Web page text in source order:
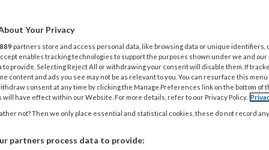
uitdagingen in de
dit anders kan? Uit onderzoek
die hun talenten optimaal
hebben op een burn-out, maar
werken. Dus, wat is jouw
Your Privacy
889 partners store and access personal data, like browsing data or unique identifiers,
enables tracking technologies to support the purposes shown under we and
to provide. Selecting Reject All or withdrawing your consent will disable them. If
content and ads you see may not be as relevant to you. You can resurface this
consent at any time by clicking the Manage Preferences link on the bottom of
will have effect within our Website. For more details, refer to our Privacy Policy.
not? Then we only place essential and statistical cookies, these do not record
partners process data to provide: